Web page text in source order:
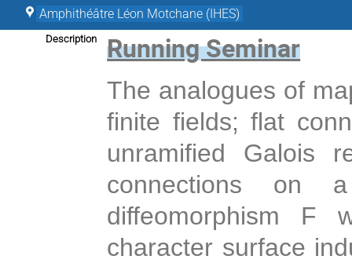
Amphithéâtre Léon Motchane (IHES)
Description Running Seminar
The analogues of
finite fields; flat
unramified Galois
connections on
diffeomorphism F
character surface